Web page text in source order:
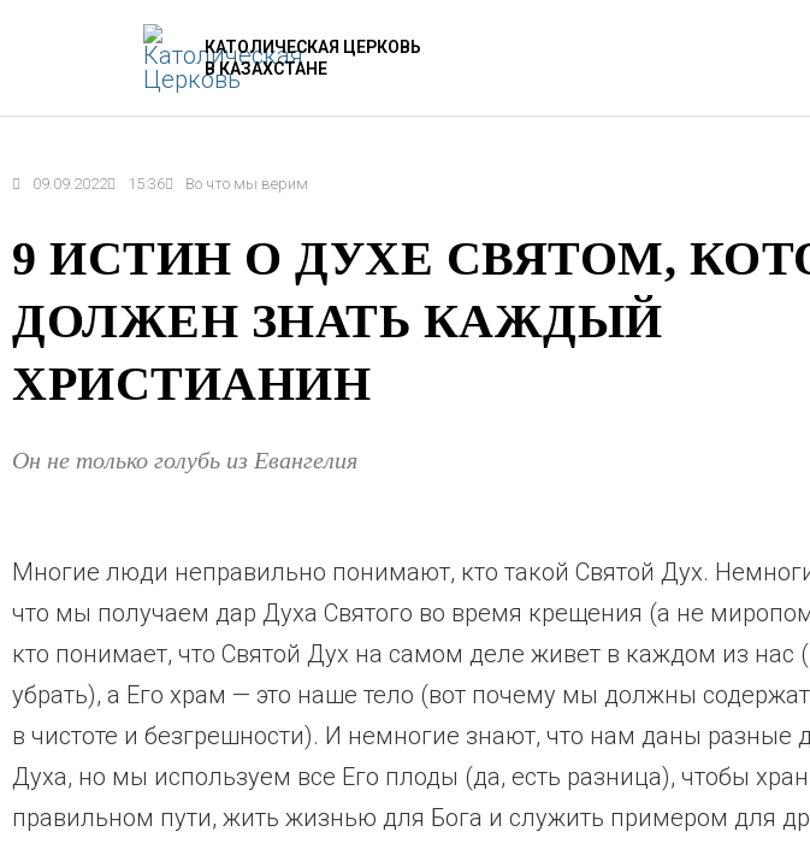
содержимому
КАТОЛИЧЕСКАЯ ЦЕРКОВЬ
В КАЗАХСТАНЕ
09.09.2022 15:36 Во что мы верим
9 ИСТИН О ДУХЕ СВЯТОМ,
ДОЛЖЕН ЗНАТЬ КАЖДЫЙ
ХРИСТИАНИН
Он не только голубь из Евангелия
Многие люди неправильно понимают, кто такой Святой Дух.
что мы получаем дар Духа Святого во время крещения (а не
кто понимает, что Святой Дух на самом деле живет в каждом из нас
убрать), а Его храм — это наше тело (вот почему мы должны
в чистоте и безгрешности). И немногие знают, что нам даны разные
Духа, но мы используем все Его плоды (да, есть разница), чтобы
правильном пути, жить жизнью для Бога и служить примером для